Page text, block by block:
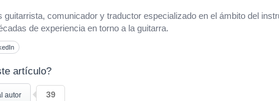
guitarrista, comunicador y traductor especializado en el ámbito del
de experiencia en torno a la guitarra.
artículo?
autor 39